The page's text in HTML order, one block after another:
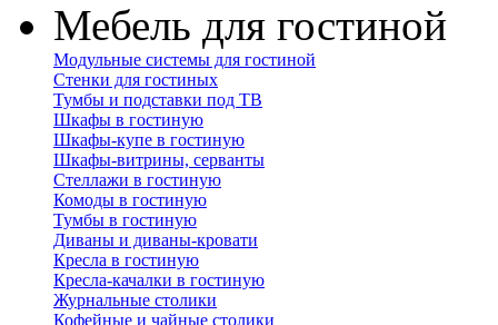
Мебель для гостиной
Модульные системы для гостиной
Стенки для гостиных
Тумбы и подставки под ТВ
Шкафы в гостиную
Шкафы-купе в гостиную
Шкафы-витрины, серванты
Стеллажи в гостиную
Комоды в гостиную
Тумбы в гостиную
Диваны и диваны-кровати
Кресла в гостиную
Кресла-качалки в гостиную
Журнальные столики
Кофейные и чайные столики